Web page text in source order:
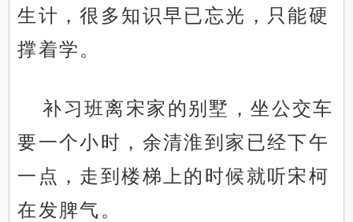
生计，很多知识早已忘光，只能硬
撑着学。
补习班离宋家的别墅，坐公交车
要一个小时，余清淮到家已经下午
一点，走到楼梯上的时候就听宋柯
在发脾气。